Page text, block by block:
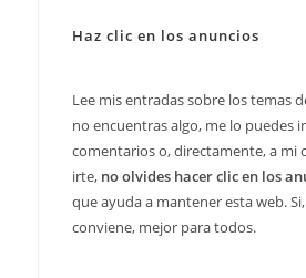
Haz clic en los anuncios
Lee mis entradas sobre los temas
no encuentras algo, me lo puedes
comentarios o, directamente, a mi
irte, no olvides hacer clic en los
que ayuda a mantener esta web.
conviene, mejor para todos.